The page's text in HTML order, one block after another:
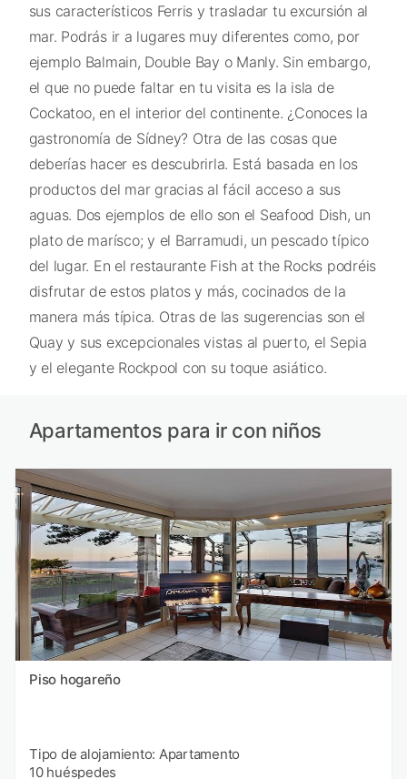
sus característicos Ferris y trasladar tu excursión al
mar. Podrás ir a lugares muy diferentes como, por
ejemplo Balmain, Double Bay o Manly. Sin embargo,
el que no puede faltar en tu visita es la isla de
Cockatoo, en el interior del continente. ¿Conoces la
gastronomía de Sídney? Otra de las cosas que
deberías hacer es descubrirla. Está basada en los
productos del mar gracias al fácil acceso a sus
aguas. Dos ejemplos de ello son el Seafood Dish, un
plato de marísco; y el Barramudi, un pescado típico
del lugar. En el restaurante Fish at the Rocks podréis
disfrutar de estos platos y más, cocinados de la
manera más típica. Otras de las sugerencias son el
Quay y sus excepcionales vistas al puerto, el Sepia
y el elegante Rockpool con su toque asiático.
Apartamentos para ir con niños
Piso hogareño
Tipo de alojamiento: Apartamento
10 huéspedes